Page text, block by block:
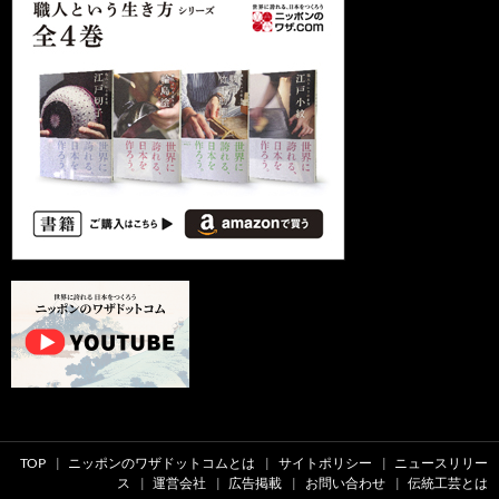
TOP ニッポンのワザドットコムとは サイトポリシー
ニュースリリー
ス
運営会社 広告掲載 お問い合わせ 伝統工芸とは